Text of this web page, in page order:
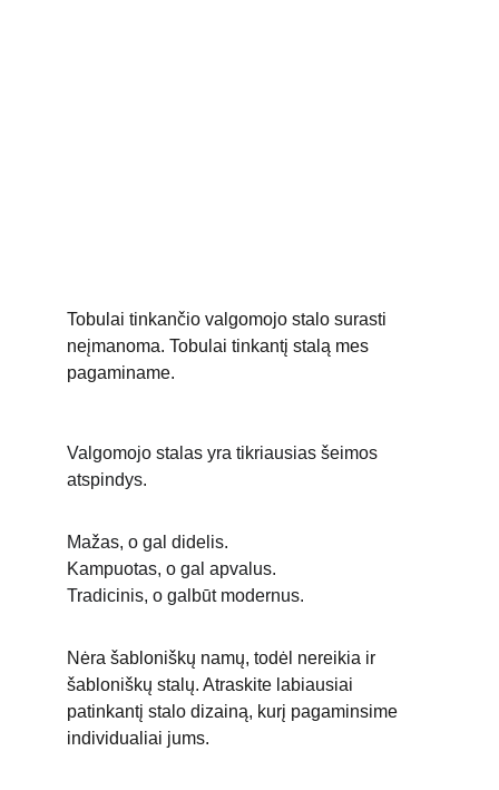
Tobulai tinkančio valgomojo stalo surasti
neįmanoma. Tobulai tinkantį stalą mes
pagaminame.
Valgomojo stalas yra tikriausias šeimos
atspindys.
Mažas, o gal didelis.
Kampuotas, o gal apvalus.
Tradicinis, o galbūt modernus.
Nėra šabloniškų namų, todėl nereikia ir
šabloniškų stalų. Atraskite labiausiai
patinkantį stalo dizainą, kurį pagaminsime
individualiai jums.